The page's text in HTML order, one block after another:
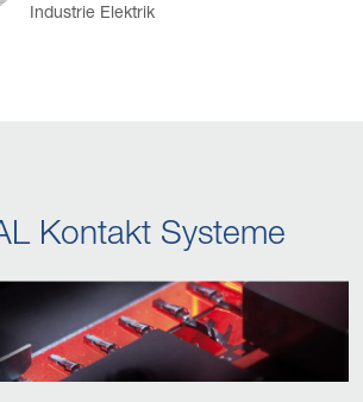
Industrie Elektrik
Kontakt Systeme